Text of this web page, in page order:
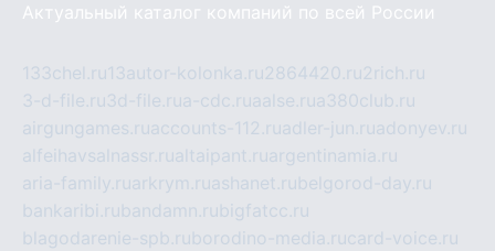
Актуальный каталог компаний по всей России
133chel.ru13autor-kolonka.ru2864420.ru2rich.ru
3-d-file.ru3d-file.rua-cdc.ruaalse.rua380club.ru
airgungames.ruaccounts-112.ruadler-jun.ruadonyev.ru
alfeihavsalnassr.rualtaipant.ruargentinamia.ru
aria-family.ruarkrym.ruashanet.rubelgorod-day.ru
bankaribi.rubandamn.rubigfatcc.ru
blagodarenie-spb.ruborodino-media.rucard-voice.ru